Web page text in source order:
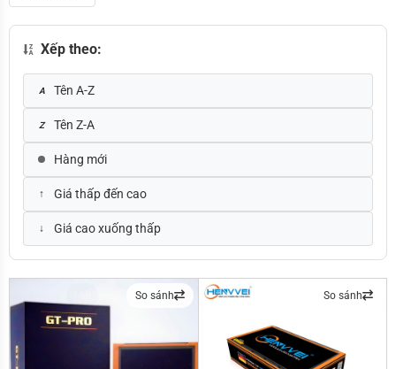
Xếp theo:
Tên A-Z
Tên Z-A
Hàng mới
Giá thấp đến cao
Giá cao xuống thấp
So sánh So sánh